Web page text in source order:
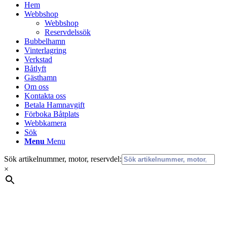
Hem
Webbshop
Webbshop
Reservdelssök
Bubbelhamn
Vinterlagring
Verkstad
Båtlyft
Gästhamn
Om oss
Kontakta oss
Betala Hamnavgift
Förboka Båtplats
Webbkamera
Sök
Menu Menu
Sök artikelnummer, motor, reservdel:
×